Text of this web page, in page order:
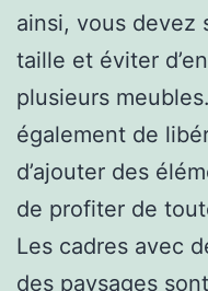
ainsi, vous devez
taille et éviter
plusieurs
également de
d’ajouter des
de profiter de
Les cadres avec
des paysages